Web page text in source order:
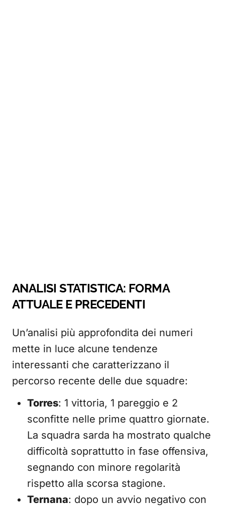
ANALISI STATISTICA: FORMA
ATTUALE E PRECEDENTI
Un’analisi più approfondita dei numeri
mette in luce alcune tendenze
interessanti che caratterizzano il
percorso recente delle due squadre:
Torres: 1 vittoria, 1 pareggio e 2
sconfitte nelle prime quattro giornate.
La squadra sarda ha mostrato qualche
difficoltà soprattutto in fase offensiva,
segnando con minore regolarità
rispetto alla scorsa stagione.
Ternana: dopo un avvio negativo con